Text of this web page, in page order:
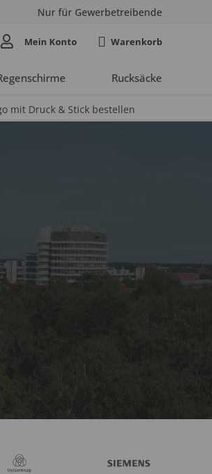
Nur für Gewerbetreibende
Rucksäcke
Mein Konto
mit Druck & Stick bestellen